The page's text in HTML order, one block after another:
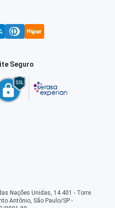
Seguro
Nações Unidas, 14.401 - Torre
Antônio, São Paulo/SP -